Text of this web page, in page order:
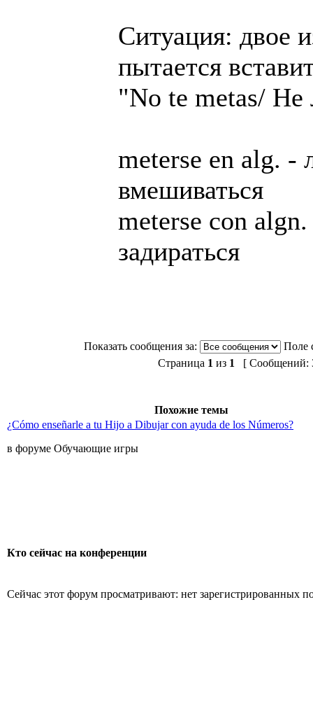
Ситуация: двое
пытается
"No te metas/ Не
meterse en alg. -
вмешиваться
meterse con
задираться
Показать сообщения за:
Поле
Страница 1 из 1 [ Сообщений:
Похожие темы
¿Cómo enseñarle a tu Hijo a Dibujar con ayuda de los Números?
в форуме Обучающие игры
Кто сейчас на конференции
Сейчас этот форум просматривают: нет зарегистрированных